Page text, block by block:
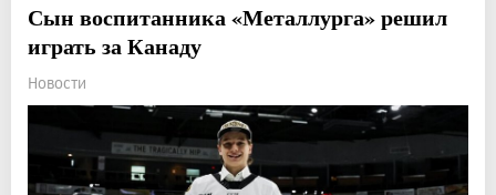
Сын воспитанника «Металлурга» решил
играть за Канаду
Новости